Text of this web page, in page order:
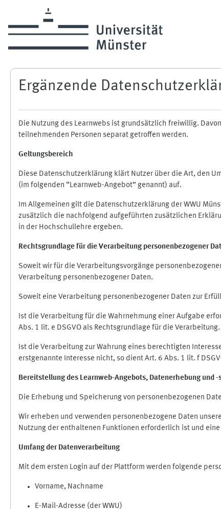
Ergänzende
Die Nutzung des Learnwebs ist grundsätzlich freiwillig.
teilnehmenden Personen separat getroffen werden.
Geltungsbereich
Diese Datenschutzerklärung klärt Nutzer über die Art, den
(im folgenden “Learnweb-Angebot” genannt) auf.
Im Allgemeinen gilt die Datenschutzerklärung der WWU
zusätzlich die nachfolgend aufgeführten zusätzlichen
in der Hochschullehre ergeben.
Rechtsgrundlage für die Verarbeitung personenbezogener
Soweit wir für die Verarbeitungsvorgänge
Verarbeitung personenbezogener Daten.
Soweit eine Verarbeitung personenbezogener Daten zur
Ist die Verarbeitung für die Wahrnehmung einer Aufgabe
Abs. 1 lit. e DSGVO als Rechtsgrundlage für die Verarbeitung.
Ist die Verarbeitung zur Wahrung eines berechtigten
erstgenannte Interesse nicht, so dient Art. 6 Abs. 1 lit. f
Bereitstellung des Learnweb-Angebots, Datenerhebung und -
Die Erhebung und Speicherung von personenbezogenen
Wir erheben und verwenden personenbezogene Daten
Nutzung der enthaltenen Funktionen erforderlich ist und
Umfang der Datenverarbeitung
Mit dem ersten Login auf der Plattform werden folgende
Vorname, Nachname
E-Mail-Adresse (der WWU)